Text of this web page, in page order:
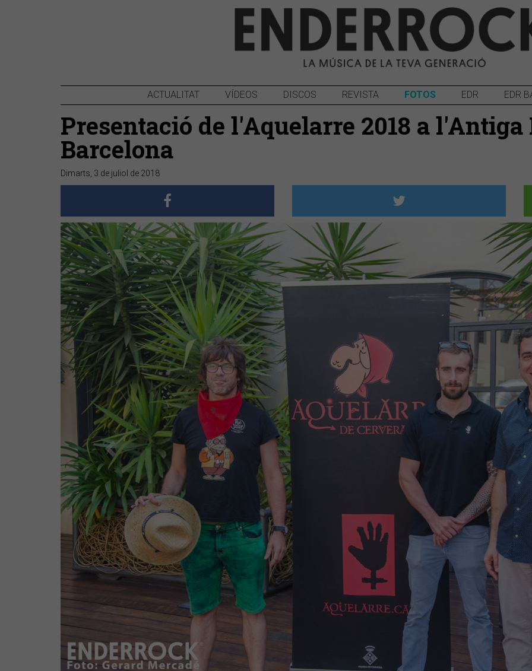
ACTUALITAT VÍDEOS DISCOS REVISTA FOTOS EDR EDR
Presentació de l'Aquelarre 2018 a l'Antiga
Barcelona
Dimarts, 3 de juliol de 2018
Anterior